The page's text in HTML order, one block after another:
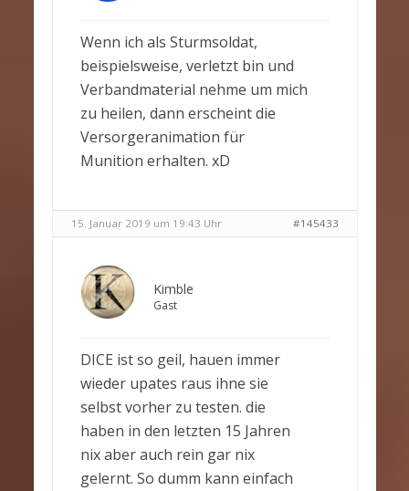
Wenn ich als Sturmsoldat,
beispielsweise, verletzt bin und
Verbandmaterial nehme um mich
zu heilen, dann erscheint die
Versorgeranimation für
Munition erhalten. xD
15. Januar 2019 um 19:43 Uhr #145433
Kimble
Gast
DICE ist so geil, hauen immer
wieder upates raus ihne sie
selbst vorher zu testen. die
haben in den letzten 15 Jahren
nix aber auch rein gar nix
gelernt. So dumm kann einfach